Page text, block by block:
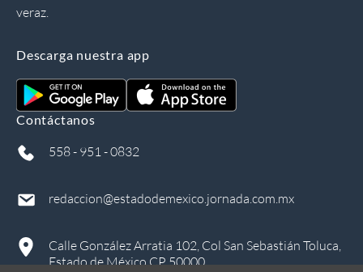
veraz.
Descarga nuestra app
Contáctanos
558 - 951 - 0832
redaccion@estadodemexico.jornada.com.mx
Calle González Arratia 102, Col San Sebastián Toluca,
Estado de México CP 50000